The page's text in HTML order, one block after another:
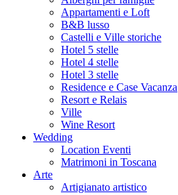
Appartamenti e Loft
B&B lusso
Castelli e Ville storiche
Hotel 5 stelle
Hotel 4 stelle
Hotel 3 stelle
Residence e Case Vacanza
Resort e Relais
Ville
Wine Resort
Wedding
Location Eventi
Matrimoni in Toscana
Arte
Artigianato artistico